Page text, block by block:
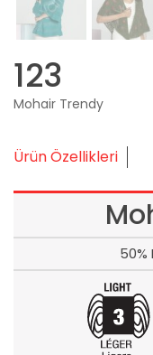
123
Mohair Trendy
Ürün Özellikleri
50%